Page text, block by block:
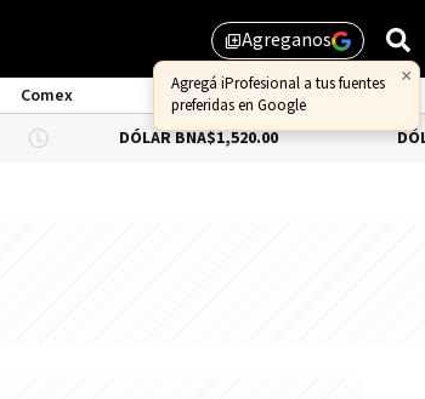
library_addAgreganos
×
Agregá iProfesional a tus fuentes
preferidas en Google
Comex
DÓLAR BNA $1,520.00 DÓLAR BLUE-